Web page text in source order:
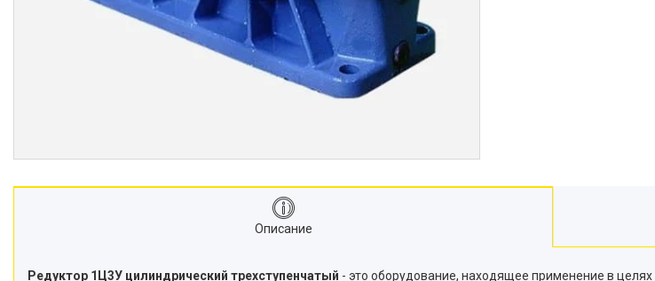
Описание
Редуктор 1Ц3У цилиндрический трехступенчатый - это оборудование, находящее применение в